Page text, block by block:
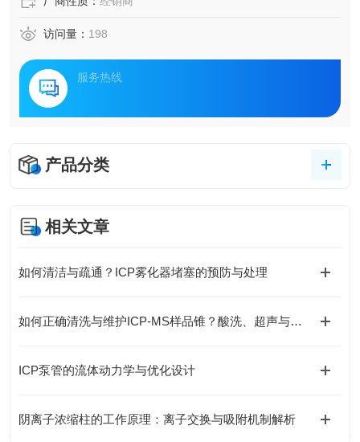
访问量： 198
服务热线
产品分类
相关文章
如何清洁与疏通？ICP雾化器堵塞的预防与处理
如何正确清洗与维护ICP-MS样品锥？酸洗、超声与专业清洗流程
ICP泵管的流体动力学与优化设计
阴离子浓缩柱的工作原理：离子交换与吸附机制解析